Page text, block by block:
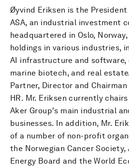
Øyvind Eriksen is the President
ASA, an industrial investment
headquartered in Oslo,
holdings in various industries,
AI infrastructure and software,
marine biotech, and real
Partner, Director and
HR. Mr. Eriksen currently
Aker Group's main industrial
businesses. In addition, Mr.
of a number of non-profit
the Norwegian Cancer
Energy Board and the World